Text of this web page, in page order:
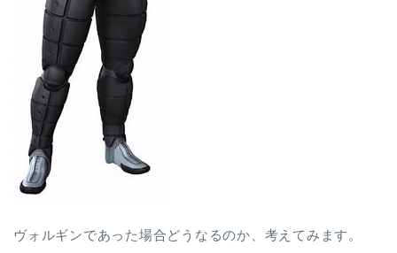
ヴォルギンであった場合どうなるのか、考えてみます。